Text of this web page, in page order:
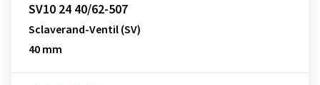
SV10 24 40/62-507
Sclaverand-Ventil (SV)
40 mm